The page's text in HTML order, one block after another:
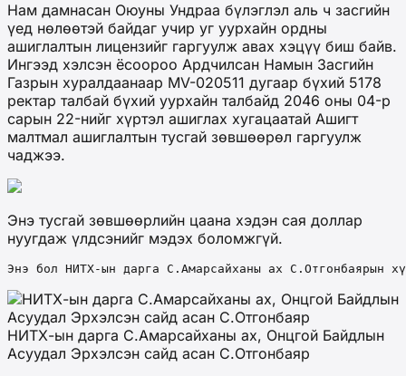
Нам дамнасан Оюуны Ундраа бүлэглэл аль ч засгийн
үед нөлөөтэй байдаг учир уг уурхайн ордны
ашиглалтын лицензийг гаргуулж авах хэцүү биш байв.
Ингээд хэлсэн ёсоороо Ардчилсан Намын Засгийн
Газрын хуралдаанаар MV-020511 дугаар бүхий 5178
ректар талбай бүхий уурхайн талбайд 2046 оны 04-р
сарын 22-нийг хүртэл ашиглах хугацаатай Ашигт
малтмал ашиглалтын тусгай зөвшөөрөл гаргуулж
чаджээ.
Энэ тусгай зөвшөөрлийн цаана хэдэн сая доллар
нуугдаж үлдсэнийг мэдэх боломжгүй.
Энэ бол НИТХ-ын дарга С.Амарсайханы ах С.Отгонбаярын
НИТХ-ын дарга С.Амарсайханы ах, Онцгой Байдлын
Асуудал Эрхэлсэн сайд асан С.Отгонбаяр